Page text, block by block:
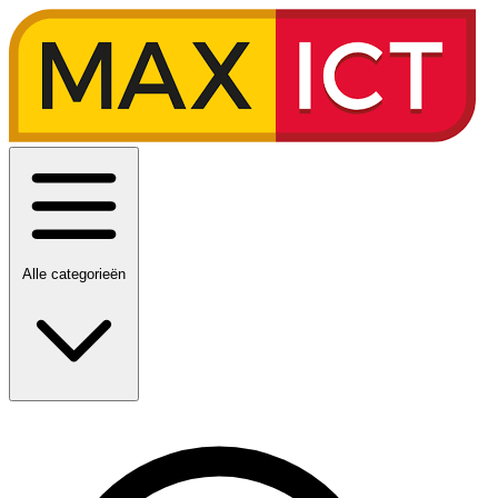
Alle categorieën